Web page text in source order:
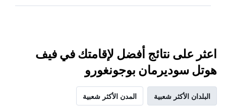
اعثر على نتائج أفضل لإقامتك في فيف
هوتل سوديرمان بوجونغورو
البلدان الأكثر شعبية المدن الأكثر شعبية